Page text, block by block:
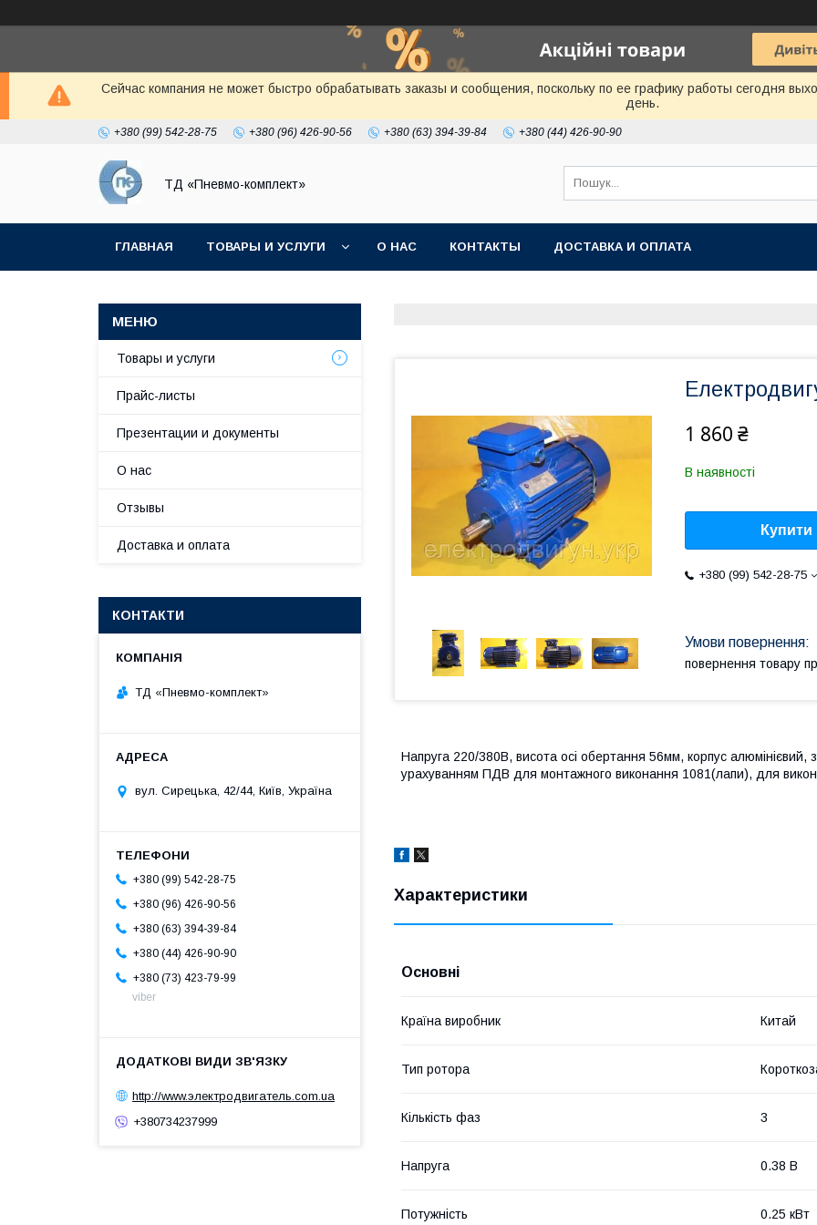
Сейчас компания не может быстро обрабатывать заказы и сообщения, поскольку по ее графику работы сегодня
день.
+380 (99) 542-28-75 +380 (96) 426-90-56 +380 (63) 394-39-84 +380 (44) 426-90-90
ТД «Пневмо-комплект»
ГЛАВНАЯ ТОВАРЫ И УСЛУГИ О НАС КОНТАКТЫ ДОСТАВКА И ОПЛАТА
1 860 ₴
В наявності
Купити
+380 (99) 542-28-75
повернення товару
Напруга 220/380В, висота осі обертання 56мм, корпус алюмінієвий,
урахуванням ПДВ для монтажного виконання 1081(лапи), для
Характеристики
Основні
Країна виробник Китай
Тип ротора
Кількість фаз 3
Напруга 0.38 В
Потужність 0.25 кВт
Товары и услуги
Прайс-листы
Презентации и документы
О нас
Отзывы
Доставка и оплата
КОНТАКТИ
ТД «Пневмо-комплект»
вул. Сирецька, 42/44, Київ, Україна
+380 (99) 542-28-75
+380 (96) 426-90-56
+380 (63) 394-39-84
+380 (44) 426-90-90
+380 (73) 423-79-99
viber
http://www.электродвигатель.com.ua
+380734237999